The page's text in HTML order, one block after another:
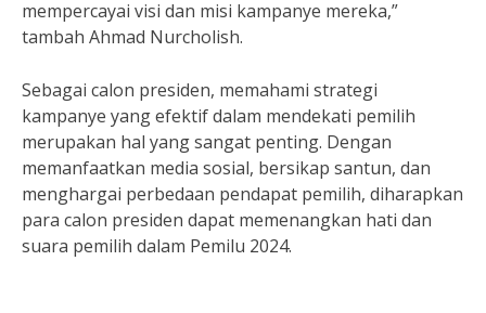
mempercayai visi dan misi kampanye mereka,”
tambah Ahmad Nurcholish.
Sebagai calon presiden, memahami strategi
kampanye yang efektif dalam mendekati pemilih
merupakan hal yang sangat penting. Dengan
memanfaatkan media sosial, bersikap santun, dan
menghargai perbedaan pendapat pemilih, diharapkan
para calon presiden dapat memenangkan hati dan
suara pemilih dalam Pemilu 2024.